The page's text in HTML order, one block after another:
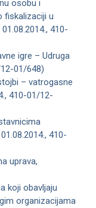
osobu i
fiskalizaciji u
410-
igre – Udruga
01/648)
– vatrogasne
410-01/12-
410-
uprava,
koji obavljaju
organizacijama